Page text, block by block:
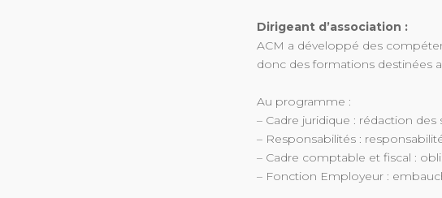
Dirigeant d’association :
ACM a développé des
donc des formations destinées
Au programme :
– Cadre juridique : rédaction
– Responsabilités :
– Cadre comptable et fiscal :
– Fonction Employeur :